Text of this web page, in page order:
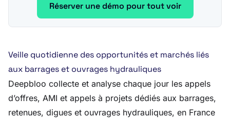
Réserver une démo pour tout voir
Veille quotidienne des opportunités et marchés liés
aux barrages et ouvrages hydrauliques
Deepbloo collecte et analyse chaque jour les appels
d’offres, AMI et appels à projets dédiés aux barrages,
retenues, digues et ouvrages hydrauliques, en France